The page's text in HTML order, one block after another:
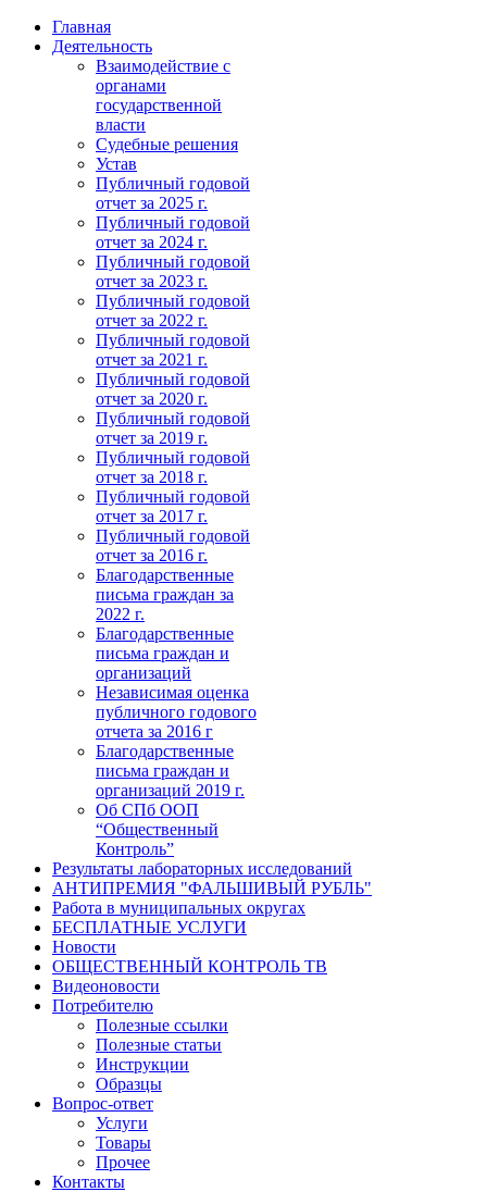
Главная
Деятельность
Взаимодействие с
органами
государственной
власти
Судебные решения
Устав
Публичный годовой
отчет за 2025 г.
Публичный годовой
отчет за 2024 г.
Публичный годовой
отчет за 2023 г.
Публичный годовой
отчет за 2022 г.
Публичный годовой
отчет за 2021 г.
Публичный годовой
отчет за 2020 г.
Публичный годовой
отчет за 2019 г.
Публичный годовой
отчет за 2018 г.
Публичный годовой
отчет за 2017 г.
Публичный годовой
отчет за 2016 г.
Благодарственные
письма граждан за
2022 г.
Благодарственные
письма граждан и
организаций
Независимая оценка
публичного годового
отчета за 2016 г
Благодарственные
письма граждан и
организаций 2019 г.
Об СПб ООП
“Общественный
Контроль”
Результаты лабораторных исследований
АНТИПРЕМИЯ "ФАЛЬШИВЫЙ РУБЛЬ"
Работа в муниципальных округах
БЕСПЛАТНЫЕ УСЛУГИ
Новости
ОБЩЕСТВЕННЫЙ КОНТРОЛЬ ТВ
Видеоновости
Потребителю
Полезные ссылки
Полезные статьи
Инструкции
Образцы
Вопрос-ответ
Услуги
Товары
Прочее
Контакты